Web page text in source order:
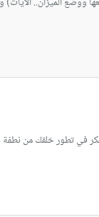
في تطور خلقك من